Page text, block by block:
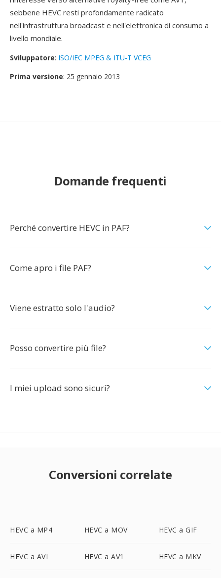
sebbene HEVC resti profondamente radicato
nell'infrastruttura broadcast e nell'elettronica di consumo a
livello mondiale.
Sviluppatore: ISO/IEC MPEG & ITU-T VCEG
Prima versione: 25 gennaio 2013
Domande frequenti
Perché convertire HEVC in PAF?
Come apro i file PAF?
Viene estratto solo l'audio?
Posso convertire più file?
I miei upload sono sicuri?
Conversioni correlate
HEVC a MP4 HEVC a MOV HEVC a GIF
HEVC a AVI HEVC a AV1 HEVC a MKV